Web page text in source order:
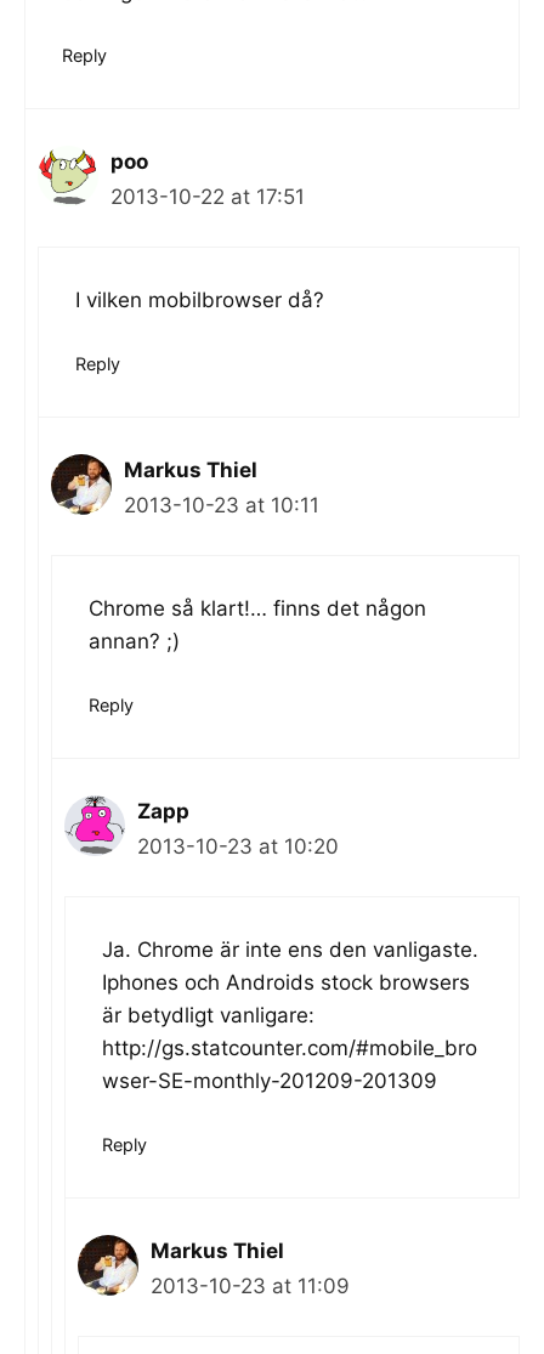
Reply
poo
2013-10-22 at 17:51
I vilken mobilbrowser då?
Reply
Markus Thiel
2013-10-23 at 10:11
Chrome så klart!… finns det någon
annan? ;)
Reply
Zapp
2013-10-23 at 10:20
Ja. Chrome är inte ens den vanligaste.
Iphones och Androids stock browsers
är betydligt vanligare:
http://gs.statcounter.com/#mobile_bro
wser-SE-monthly-201209-201309
Reply
Markus Thiel
2013-10-23 at 11:09